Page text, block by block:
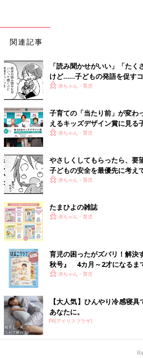
関連記事
「読み聞かせがいい」「たく
けど……子どもの発語を促す
う子育て ＃64』
赤ちゃん・育児
子育ての「当たり前」が変
えるキッズデザイン賞に見る
赤ちゃん・育児
やさしくしてもらったら、要
子どもの安全を最優先に考え
て ＃59』
赤ちゃん・育児
たまひよの雑誌
赤ちゃん・育児
育児の困ったがズバリ！解決
秋号』 4カ月～2才になるま
いっぱい！
赤ちゃん・育児
【大人気】ひんやり冷感寝
あなたに。
PR(アイリスプラザ)